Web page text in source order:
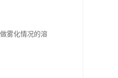
雾化情况的溶